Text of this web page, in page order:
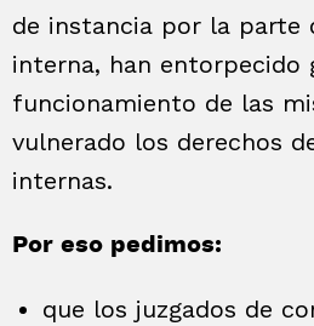
de instancia por la parte
interna, han entorpecido
funcionamiento de las
vulnerado los derechos
internas.
Por eso pedimos:
que los juzgados de